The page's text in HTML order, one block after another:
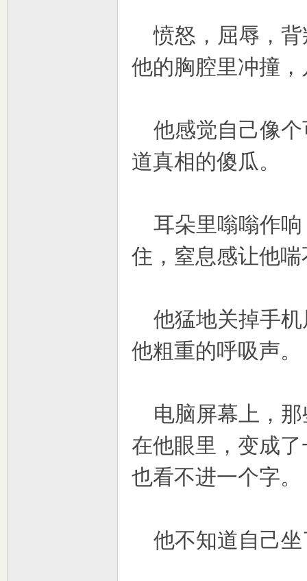
愤怒，屈辱，
他的胸腔里冲撞
他感觉自己像个
道真相的傻瓜。
耳朵里嗡嗡作响
住，窒息感让他
他猛地关掉手机
他粗重的呼吸声。
电脑屏幕上，那
在他眼里，变成
也看不进一个字。
他不知道自己坐